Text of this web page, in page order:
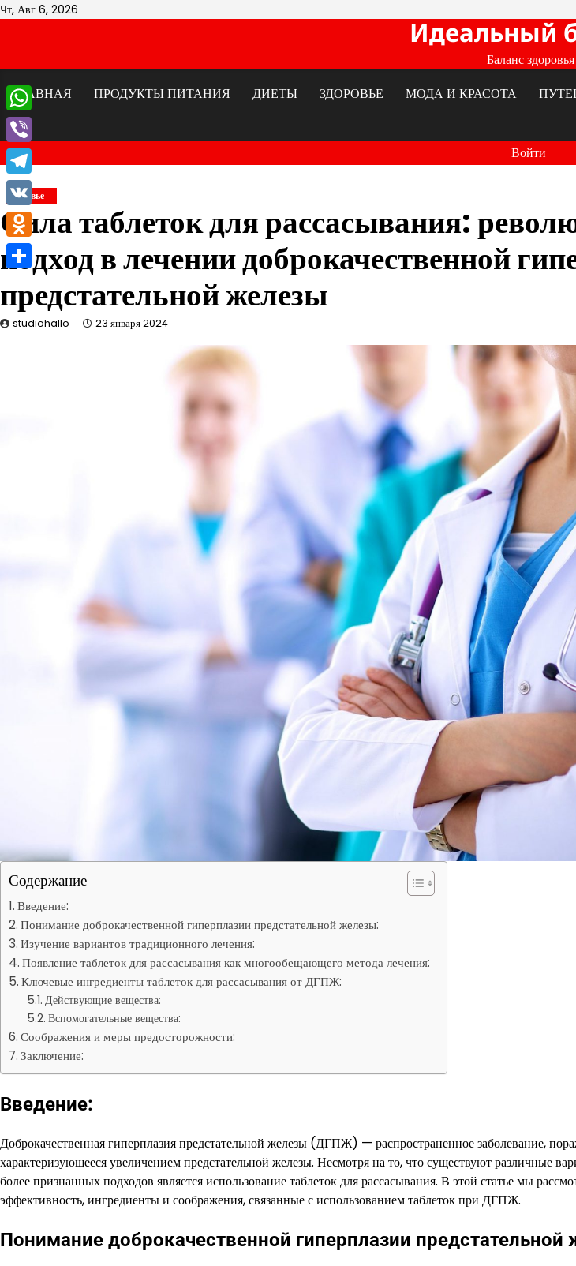
Перейти
Чт, Авг 6, 2026
Идеальный
Баланс здоровья
ГЛАВНАЯ
ПРОДУКТЫ ПИТАНИЯ ДИЕТЫ ЗДОРОВЬЕ МОДА И КРАСОТА
Войти
Здоровье
Сила таблеток для рассасывания:
подход в лечении доброкачественной
предстательной железы
studiohallo_ 23 января 2024
Содержание
Введение:
Понимание доброкачественной гиперплазии предстательной железы:
Изучение вариантов традиционного лечения:
Появление таблеток для рассасывания как многообещающего метода лечения:
Ключевые ингредиенты таблеток для рассасывания от ДГПЖ:
Действующие вещества:
Вспомогательные вещества:
Соображения и меры предосторожности:
Заключение:
Введение:
Доброкачественная гиперплазия предстательной железы (ДГПЖ) — распространенное заболевание,
характеризующееся увеличением предстательной железы. Несмотря на то, что существуют различные
более признанных подходов является использование таблеток для рассасывания. В этой статье мы
эффективность, ингредиенты и соображения, связанные с использованием таблеток при ДГПЖ.
Понимание доброкачественной гиперплазии предстательной
WhatsApp
Viber
Telegram
VK
Odnoklassniki
Отправить